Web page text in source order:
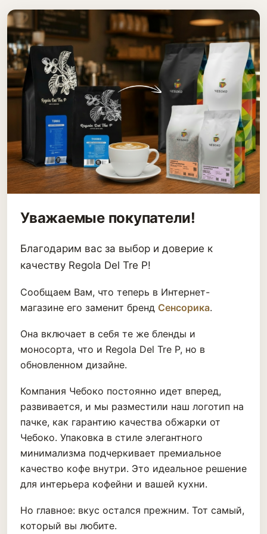
Уважаемые покупатели!
Благодарим вас за выбор и доверие к
качеству Regola Del Tre P!
Сообщаем Вам, что теперь в Интернет-
магазине его заменит бренд Сенсорика.
Она включает в себя те же бленды и
моносорта, что и Regola Del Tre P, но в
обновленном дизайне.
Компания Чебоко постоянно идет вперед,
развивается, и мы разместили наш логотип на
пачке, как гарантию качества обжарки от
Чебоко. Упаковка в стиле элегантного
минимализма подчеркивает премиальное
качество кофе внутри. Это идеальное решение
для интерьера кофейни и вашей кухни.
Но главное: вкус остался прежним. Тот самый,
который вы любите.